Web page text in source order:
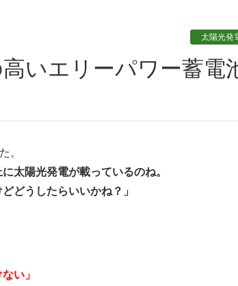
太陽光発
。
太陽光発電が載っているのね。
どうしたらいいかね？」
い」